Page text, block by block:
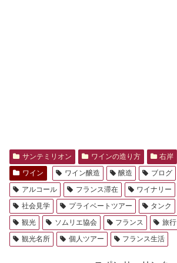
サンテミリオン ワインの造り方 右岸
ワイン
ワイン醸造 醸造 ブログ
アルコール
フランス滞在 ワイナリー
社会見学
プライベートツアー タンク
観光
ソムリエ協会 フランス 旅行
観光名所
個人ツアー フランス生活